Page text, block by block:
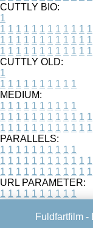
CUTTLY BIO:
1
1 1 1 1 1 1 1 1 1 1 1 1
1 1 1 1 1 1 1 1 1 1 1 1
1 1 1 1 1 1 1 1 1 1 1 1
CUTTLY OLD:
1
1 1 1 1 1 1 1 1 1 1
MEDIUM:
1 1 1 1 1 1 1 1 1 1
1 1 1 1 1 1 1 1 1 1 1 1
1 1 1 1 1 1 1 1 1 1 1 1
PARALLELS:
1 1 1 1 1 1 1 1 1 1
1 1 1 1 1 1 1 1 1 1 1 1
1 1 1 1 1 1 1 1 1 1 1 1
URL PARAMETER:
1 1 1 1 1 1 1 1 1 1
Fuldfartfilm -